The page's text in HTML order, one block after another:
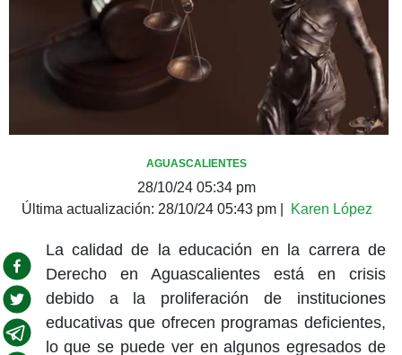
AGUASCALIENTES
28/10/24 05:34 pm
Última actualización: 28/10/24 05:43 pm| Karen López
La calidad de la educación en la carrera de
Derecho en Aguascalientes está en crisis
debido a la proliferación de instituciones
educativas que ofrecen programas deficientes,
lo que se puede ver en algunos egresados de